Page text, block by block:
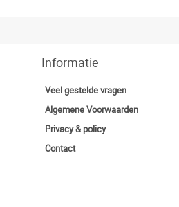
Informatie
Veel gestelde vragen
Algemene Voorwaarden
Privacy & policy
Contact